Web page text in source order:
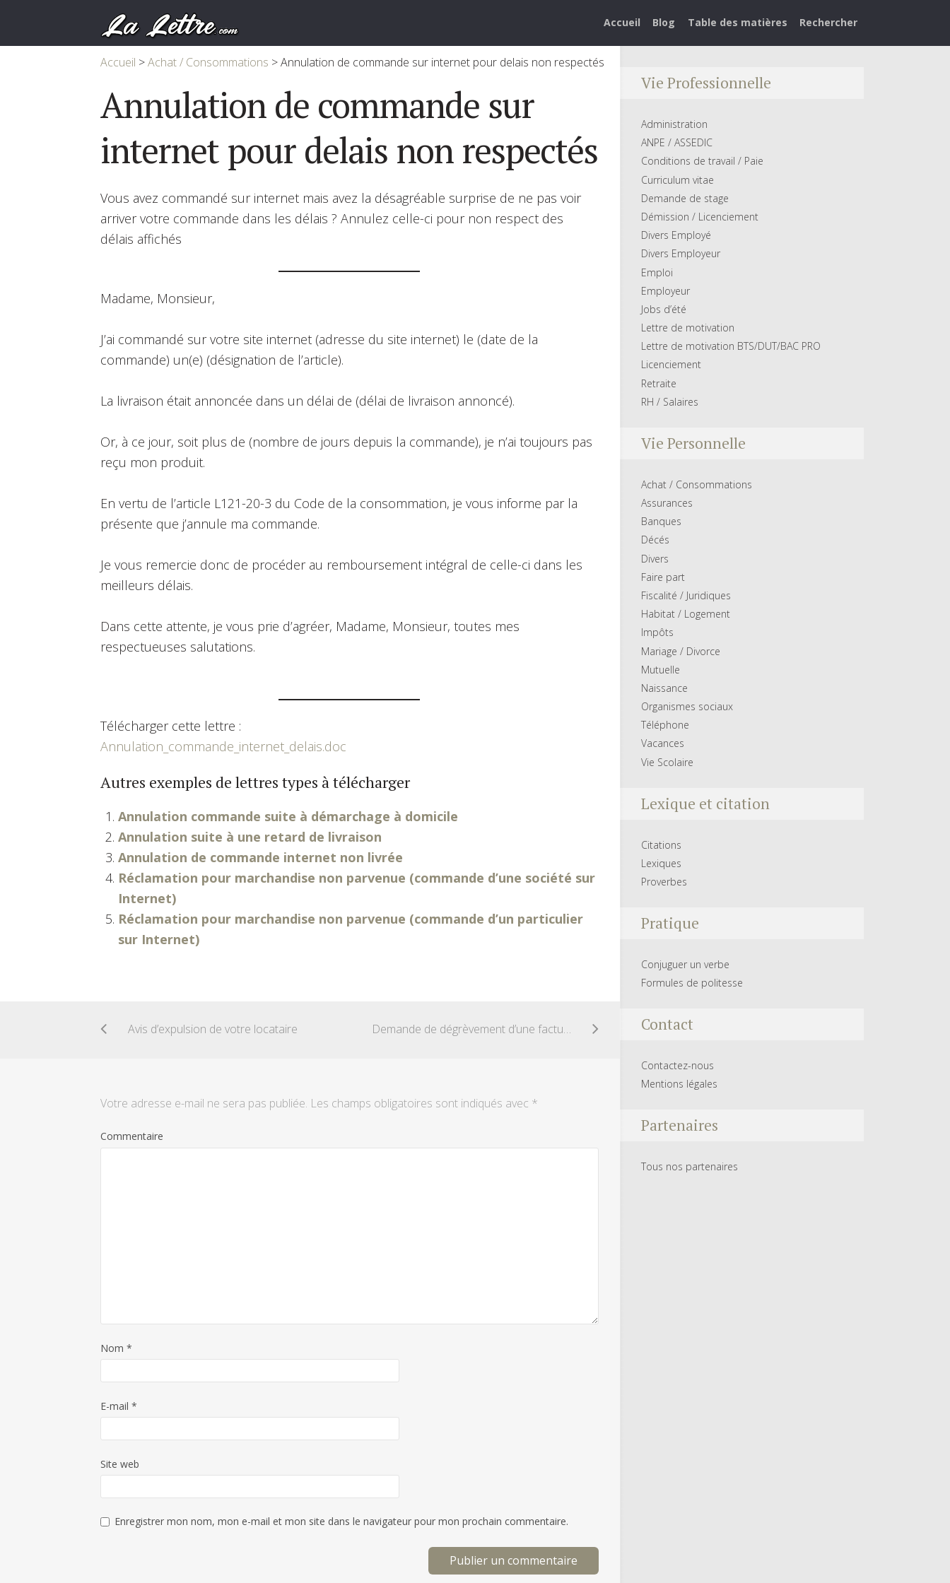
Accueil Blog Table des matières Rechercher
Accueil >Achat / Consommations >Annulation de commande sur internet pour delais non respectés
Annulation de commande sur
internet pour delais non respectés
Vous avez commandé sur internet mais avez la désagréable surprise de ne pas voir
arriver votre commande dans les délais ? Annulez celle-ci pour non respect des
délais affichés
Madame, Monsieur,
J’ai commandé sur votre site internet (adresse du site internet) le (date de la
commande) un(e) (désignation de l’article).
La livraison était annoncée dans un délai de (délai de livraison annoncé).
Or, à ce jour, soit plus de (nombre de jours depuis la commande), je n’ai toujours pas
reçu mon produit.
En vertu de l’article L121-20-3 du Code de la consommation, je vous informe par la
présente que j’annule ma commande.
Je vous remercie donc de procéder au remboursement intégral de celle-ci dans les
meilleurs délais.
Dans cette attente, je vous prie d’agréer, Madame, Monsieur, toutes mes
respectueuses salutations.
Télécharger cette lettre :
Annulation_commande_internet_delais.doc
Autres exemples de lettres types à télécharger
Annulation commande suite à démarchage à domicile
Annulation suite à une retard de livraison
Annulation de commande internet non livrée
Réclamation pour marchandise non parvenue (commande d’une société sur
Internet)
Réclamation pour marchandise non parvenue (commande d’un particulier
sur Internet)
Avis d’expulsion de votre locataire Demande de dégrèvement d’une facture d’eau
Votre adresse e-mail ne sera pas publiée. Les champs obligatoires sont indiqués avec *
Commentaire
Nom *
E-mail *
Site web
Enregistrer mon nom, mon e-mail et mon site dans le navigateur pour mon prochain commentaire.
Vie Professionnelle
Administration
ANPE / ASSEDIC
Conditions de travail / Paie
Curriculum vitae
Demande de stage
Démission / Licenciement
Divers Employé
Divers Employeur
Emploi
Employeur
Jobs d’été
Lettre de motivation
Lettre de motivation BTS/DUT/BAC PRO
Licenciement
Retraite
RH / Salaires
Vie Personnelle
Achat / Consommations
Assurances
Banques
Décés
Divers
Faire part
Fiscalité / Juridiques
Habitat / Logement
Impôts
Mariage / Divorce
Mutuelle
Naissance
Organismes sociaux
Téléphone
Vacances
Vie Scolaire
Lexique et citation
Citations
Lexiques
Proverbes
Pratique
Conjuguer un verbe
Formules de politesse
Contact
Contactez-nous
Mentions légales
Partenaires
Tous nos partenaires